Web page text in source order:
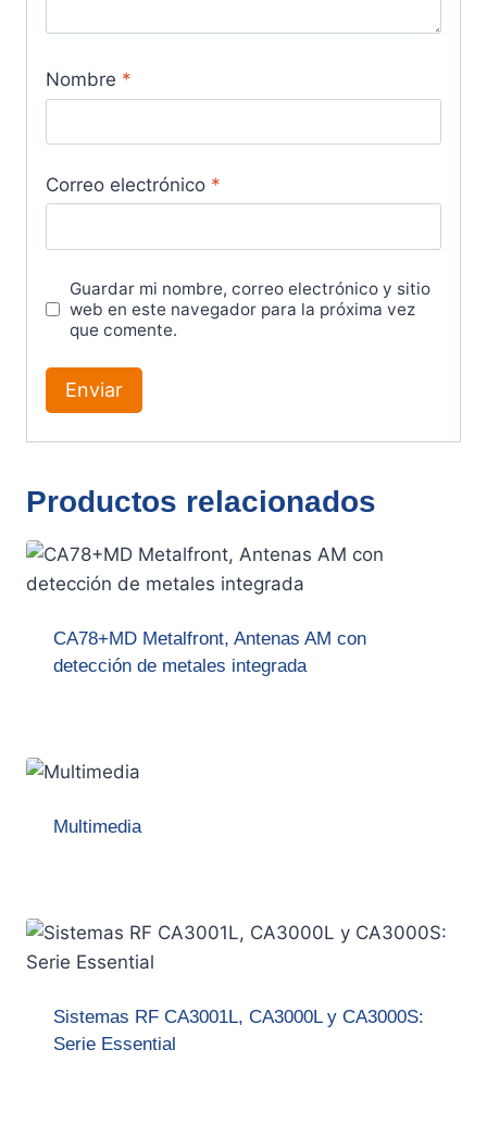
Nombre *
Correo electrónico *
Guardar mi nombre, correo electrónico y sitio
web en este navegador para la próxima vez
que comente.
Productos relacionados
CA78+MD Metalfront, Antenas AM con
detección de metales integrada
Multimedia
Sistemas RF CA3001L, CA3000L y CA3000S:
Serie Essential